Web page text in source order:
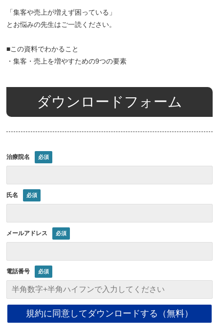
「集客や売上が増えず困っている」
とお悩みの先生はご一読ください。
■この資料でわかること
・集客・売上を増やすための9つの要素
ダウンロードフォーム
治療院名
氏名
メールアドレス
電話番号